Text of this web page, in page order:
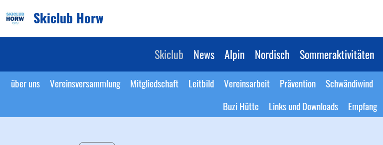
Skiclub Horw
Skiclub News Alpin Nordisch Sommeraktivitäten
über uns Vereinsversammlung Mitgliedschaft Leitbild Vereinsarbeit Prävention Schwändiwind
Buzi Hütte
Links und Downloads Empfang